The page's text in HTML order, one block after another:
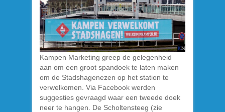
Kampen Marketing greep de gelegenheid
aan om een groot spandoek te laten maken
om de Stadshagenezen op het station te
verwelkomen. Via Facebook werden
suggesties gevraagd waar een tweede doek
neer te hangen. De Scholtensteeg (zie